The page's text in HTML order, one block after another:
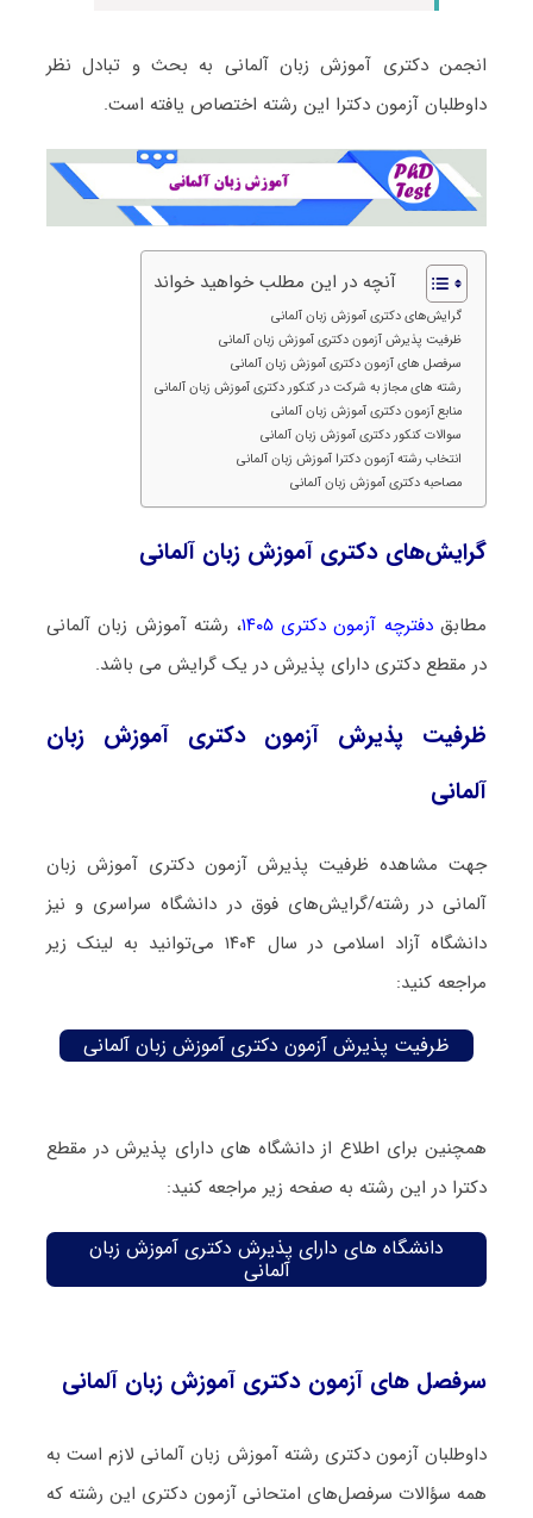
انجمن دکتری آموزش زبان آلمانی به بحث و تبادل نظر
داوطلبان آزمون دکترا این رشته اختصاص یافته است.
آنچه در این مطلب خواهید خواند
گرایش‌های دکتری آموزش زبان آلمانی
ظرفیت پذیرش آزمون دکتری آموزش زبان آلمانی
سرفصل های آزمون دکتری آموزش زبان آلمانی
رشته های مجاز به شرکت در کنکور دکتری آموزش زبان آلمانی
منابع آزمون دکتری آموزش زبان آلمانی
سوالات کنکور دکتری آموزش زبان آلمانی
انتخاب رشته آزمون دکترا آموزش زبان آلمانی
مصاحبه دکتری آموزش زبان آلمانی
گرایش‌های دکتری آموزش زبان آلمانی
مطابقدفترچه آزمون دکتری ۱۴۰۵
، رشته آموزش زبان آلمانی
در مقطع دکتری دارای پذیرش در یک گرایش می باشد.
ظرفیت پذیرش آزمون دکتری آموزش زبان
آلمانی
جهت مشاهده ظرفیت پذیرش آزمون دکتری آموزش زبان
آلمانی در رشته/گرایش‌های فوق در دانشگاه سراسری و نیز
دانشگاه آزاد اسلامی در سال ۱۴۰۴ می‌توانید به لینک زیر
مراجعه کنید:
ظرفیت پذیرش آزمون دکتری آموزش زبان آلمانی
همچنین برای اطلاع از دانشگاه های دارای پذیرش در مقطع
دکترا در این رشته به صفحه زیر مراجعه کنید:
دانشگاه های دارای پذیرش دکتری آموزش زبان
آلمانی
سرفصل های آزمون دکتری آموزش زبان آلمانی
داوطلبان آزمون دکتری رشته آموزش زبان آلمانی لازم است به
همه سؤالات سرفصل‌های امتحانی آزمون دکتری این رشته که